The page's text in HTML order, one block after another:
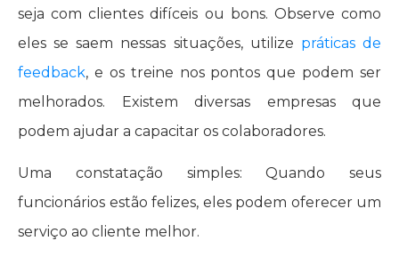
seja com clientes difíceis ou bons. Observe como
eles se saem nessas situações, utilize práticas de
feedback, e os treine nos pontos que podem ser
melhorados. Existem diversas empresas que
podem ajudar a capacitar os colaboradores.
Uma constatação simples: Quando seus
funcionários estão felizes, eles podem oferecer um
serviço ao cliente melhor.